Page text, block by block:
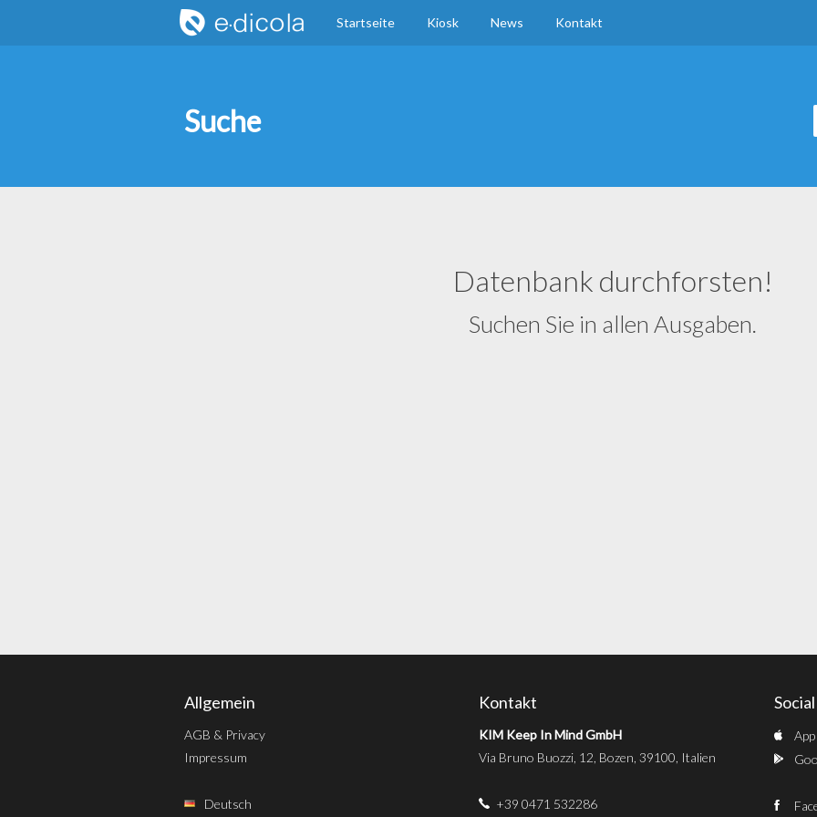
Startseite Kiosk News Kontakt
Suche
Datenbank durchforsten!
Suchen Sie in allen Ausgaben.
Allgemein
AGB & Privacy
Impressum
Deutsch
Kontakt
KIM Keep In Mind GmbH
Via Bruno Buozzi, 12, Bozen, 39100, Italien
+39 0471 532286